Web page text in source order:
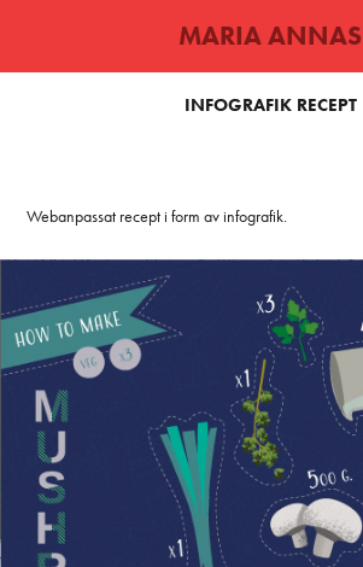
MARIA ANNAS
INFOGRAFIK RECEPT
Webanpassat recept i form av infografik.